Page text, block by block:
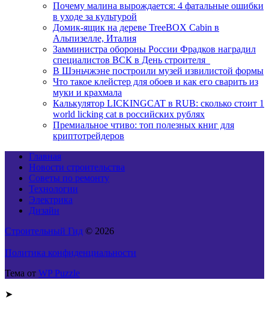
Почему малина вырождается: 4 фатальные ошибки
в уходе за культурой
Домик-ящик на дереве TreeBOX Cabin в
Альпизелле, Италия
Замминистра обороны России Фрадков наградил
специалистов ВСК в День строителя
В Шэньчжэне построили музей извилистой формы
Что такое клейстер для обоев и как его сварить из
муки и крахмала
Калькулятор LICKINGCAT в RUB: сколько стоит 1
world licking cat в российских рублях
Премиальное чтиво: топ полезных книг для
криптотрейдеров
Главная
Новости строительства
Советы по ремонту
Технологии
Электрика
Дизайн
Строительный Гид © 2026
Политика конфиденциальности
Тема от WP Puzzle
➤